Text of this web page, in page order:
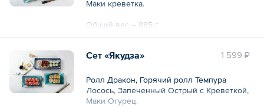
Маки креветка.
Общий вес – 885 г
1 599 ₽
Сет «Якудза»
Ролл Дракон, Горячий ролл Темпура
Лосось, Запеченный Острый с Креветкой,
Маки Огурец.